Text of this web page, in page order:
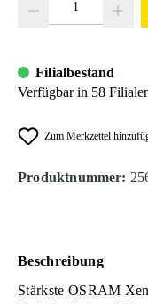
Filialbestand
Verfügbar in 58
Zum Merkzettel
Produktnummer:
Beschreibung
Stärkste OSRAM